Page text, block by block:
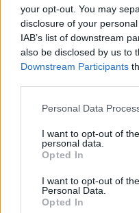
your opt-out. You may
disclosure of your
IAB’s list of downstream
also be disclosed by us to
Downstream Participants
Personal Data
I want to opt-out of
personal data.
Opted In
I want to opt-out of
Personal Data.
Opted In
Κορέτσκι ,
επλήγησαν
απώλειες στην
Ο υπουργός
ότι οι δύο διασώστες
δυνάμεις
αφότου ομάδες
καταστάσεων
κατασβέσουν
πρώτο πλήγμα σε
περιφέρεια Πολτάβα.